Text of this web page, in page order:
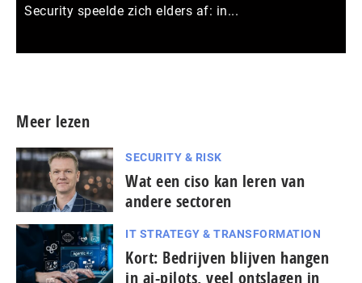
Security speelde zich elders af: in...
Meer lezen
SECURITY & RISK
Wat een ciso kan leren van
andere sectoren
IT STRATEGY & TRANSFORMATION
Kort: Bedrijven blijven hangen
in ai-pilots, veel ontslagen in